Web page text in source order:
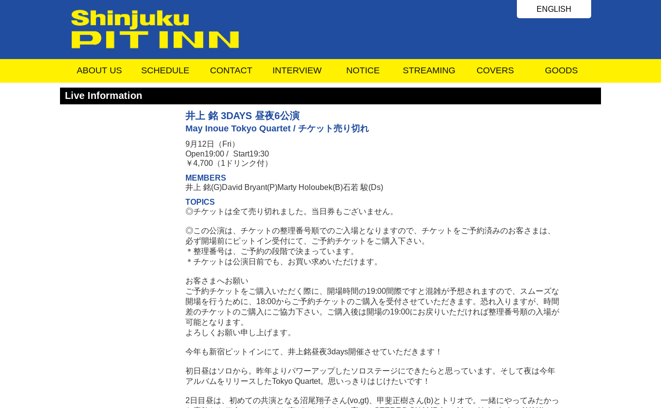
ENGLISH
ABOUT US SCHEDULE CONTACT INTERVIEW NOTICE STREAMING COVERS GOODS
Live Information
井上 銘 3DAYS 昼夜6公演
May Inoue Tokyo Quartet / チケット売り切れ
9月12日（Fri）
Open19:00 /
Start19:30
￥4,700（1ドリンク付）
MEMBERS
井上 銘(G)David Bryant(P)Marty Holoubek(B)石若 駿(Ds)
TOPICS
◎チケットは全て売り切れました。当日券もございません。
◎この公演は、チケットの整理番号順でのご入場となりますので、チケットをご予約済みのお客さまは、
必ず開場前にピットイン受付にて、ご予約チケットをご購入下さい。
＊整理番号は、ご予約の段階で決まっています。
＊チケットは公演日前でも、お買い求めいただけます。
お客さまへお願い
ご予約チケットをご購入いただく際に、開場時間の19:00間際ですと混雑が予想されますので、スムーズな
開場を行うために、18:00からご予約チケットのご購入を受付させていただきます。恐れ入りますが、時間
差のチケットのご購入にご協力下さい。ご購入後は開場の19:00にお戻りいただければ整理番号順の入場が
可能となります。
よろしくお願い申し上げます。
今年も新宿ピットインにて、井上銘昼夜3days開催させていただきます！
初日昼はソロから。昨年よりパワーアップしたソロステージにできたらと思っています。そして夜は今年
アルバムをリリースしたTokyo Quartet。思いっきりはじけたいです！
2日目昼は、初めての共演となる沼尾翔子さん(vo,gt)、甲斐正樹さん(b)とトリオで。一緒にやってみたかっ